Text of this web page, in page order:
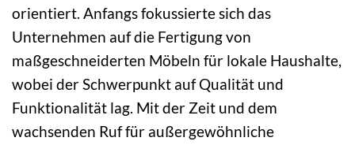
orientiert. Anfangs fokussierte sich das
Unternehmen auf die Fertigung von
maßgeschneiderten Möbeln für lokale Haushalte,
wobei der Schwerpunkt auf Qualität und
Funktionalität lag. Mit der Zeit und dem
wachsenden Ruf für außergewöhnliche